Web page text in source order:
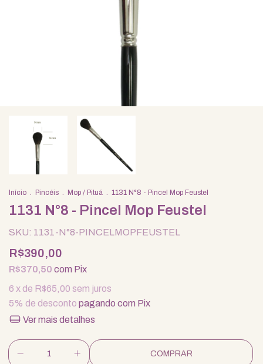
Início . Pincéis . Mop / Pituá . 1131 N°8 - Pincel Mop Feustel
1131 N°8 - Pincel Mop Feustel
SKU: 1131-N°8-PINCELMOPFEUSTEL
R$390,00
R$370,50 com Pix
6 x de R$65,00 sem juros
5% de desconto pagando com Pix
Ver mais detalhes